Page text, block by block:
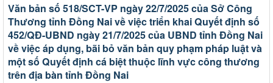
Văn bản số 518/SCT-VP ngày 22/7/2025 của Sở Công
Thương tỉnh Đồng Nai về việc triển khai Quyết định số
452/QĐ-UBND ngày 21/7/2025 của UBND tỉnh Đồng Nai
về việc áp dụng, bãi bỏ văn bản quy phạm pháp luật và
một số Quyết định cá biệt thuộc lĩnh vực công thương
trên địa bàn tỉnh Đồng Nai